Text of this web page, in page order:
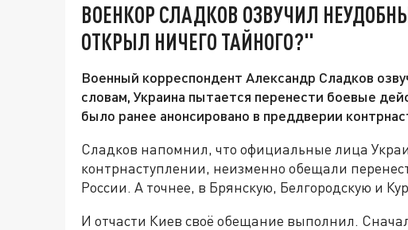
ВОЕНКОР СЛАДКОВ ОЗВУЧИЛ
ОТКРЫЛ НИЧЕГО ТАЙНОГО?"
Военный корреспондент Александр Сладков
словам, Украина пытается перенести боевые
было ранее анонсировано в преддверии
Сладков напомнил, что официальные лица
контрнаступлении, неизменно обещали
России. А точнее, в Брянскую, Белгородскую и
И отчасти Киев своё обещание выполнил.